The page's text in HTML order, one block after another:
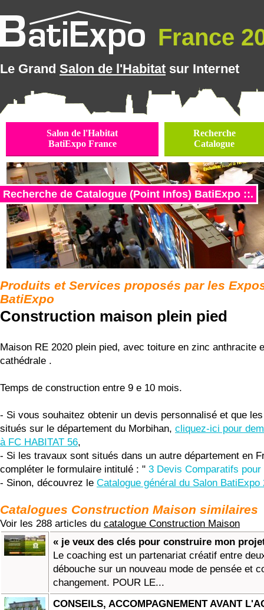
France
Le Grand Salon de l'Habitat sur Internet
Salon de l'Habitat
BatiExpo France
Recherche
Catalogue
Recherche de Catalogue (Point Infos) BatiExpo ::.
Produits et Services proposés par les
BatiExpo
Construction maison plein pied
Maison RE 2020 plein pied, avec toiture en zinc anthracite
cathédrale .
Temps de construction entre 9 e 10 mois.
- Si vous souhaitez obtenir un devis personnalisé et que
situés sur le département du Morbihan, cliquez-ici pour
à FC HABITAT 56,
- Si les travaux sont situés dans un autre département en
compléter le formulaire intitulé : " 3 Devis Comparatifs
- Sinon, découvrez le Catalogue général du Salon BatiExpo
Catalogues Construction Maison similaires
Voir les 288 articles du catalogue Construction Maison
« je veux des clés pour construire mon
Le coaching est un partenariat créatif entre
débouche sur un nouveau mode de pensée et
changement. POUR LE...
CONSEILS, ACCOMPAGNEMENT AVANT